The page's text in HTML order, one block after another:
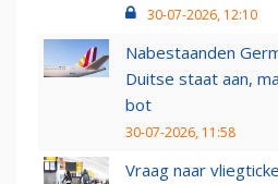
30-07-2026, 12:10
Nabestaanden
Duitse staat aan,
bot
30-07-2026, 11:58
Vraag naar